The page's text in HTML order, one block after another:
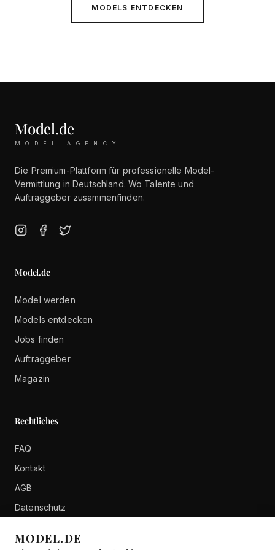
MODELS ENTDECKEN
Model.de
MODEL AGENCY
Die Premium-Plattform für professionelle Model-
Vermittlung in Deutschland. Wo Talente und
Auftraggeber zusammenfinden.
Model.de
Model werden
Models entdecken
Jobs finden
Auftraggeber
Magazin
Rechtliches
FAQ
Kontakt
AGB
Datenschutz
MODEL.DE